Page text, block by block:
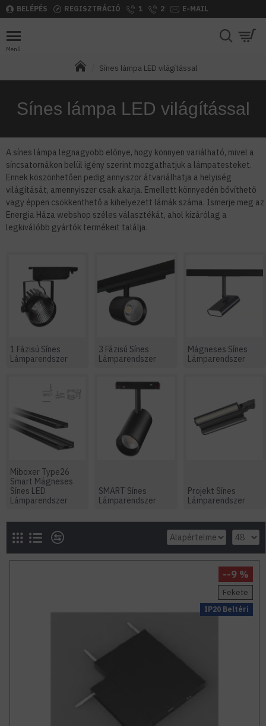
BELÉPÉS REGISZTRÁCIÓ 1 2 E-MAIL
Sínes lámpa LED világítással
Sínes lámpa LED világítással
A sínes lámpa legnagyobb előnye, hogy könnyen variálható, mivel a
síncsatornákon belül igény szerint mozgathatjuk a lámpatesteket.
Ennek köszönhetően pedig annyiszor átvariálhatja a helyiség
világítását, amennyiszer csak akarja. Emellett könnyedén bővíthető
vagy éppen csökkenthető a kihelyezett lámák száma. Ismerje meg az
Energia Háza webshop széles választékát, ahol kizárólag a
legkiválóbb gyártók termékeit találja.
1 Fázisú Sínes
Lámparendszer
3 Fázisú Sínes
Lámparendszer
Mágneses Sínes
Lámparendszer
Miboxer Type26
Smart Mágneses
Sínes LED
Lámparendszer
SMART Sínes
Lámparendszer
Projekt Sínes
Lámparendszer
IP20 Beltéri
Fekete
--9 %